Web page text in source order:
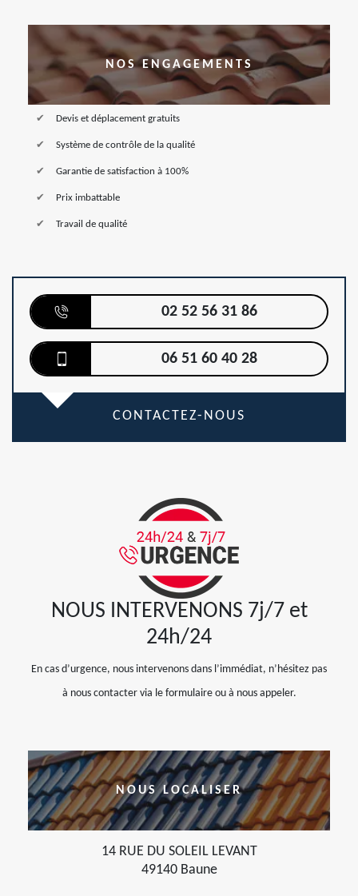
NOS ENGAGEMENTS
Devis et déplacement gratuits
Système de contrôle de la qualité
Garantie de satisfaction à 100%
Prix imbattable
Travail de qualité
02 52 56 31 86
06 51 60 40 28
CONTACTEZ-NOUS
NOUS INTERVENONS 7j/7 et
24h/24
En cas d’urgence, nous intervenons dans l’immédiat, n’hésitez pas
à nous contacter via le formulaire ou à nous appeler.
NOUS LOCALISER
14 RUE DU SOLEIL LEVANT
49140 Baune